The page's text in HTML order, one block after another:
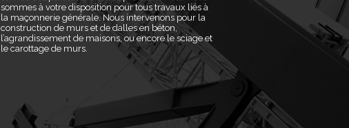
sommes à votre disposition pour tous travaux liés à
la maçonnerie générale. Nous intervenons pour la
construction de murs et de dalles en béton,
l’agrandissement de maisons, ou encore le sciage et
le carottage de murs.